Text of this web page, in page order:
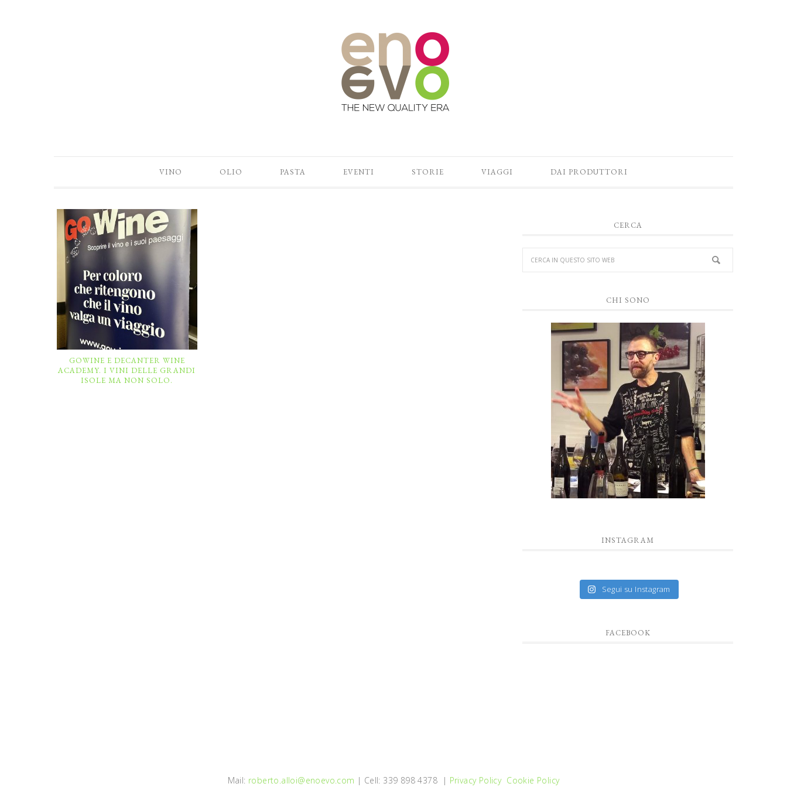
VINO OLIO PASTA EVENTI STORIE VIAGGI DAI PRODUTTORI
GOWINE E DECANTER WINE
ACADEMY. I VINI DELLE GRANDI
ISOLE MA NON SOLO.
CERCA
CHI SONO
INSTAGRAM
Segui su Instagram
FACEBOOK
Mail: roberto.alloi@enoevo.com | Cell: 339 898 4378 | Privacy Policy Cookie Policy